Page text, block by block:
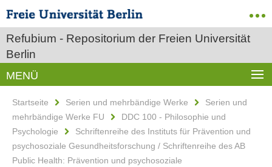
Refubium - Repositorium der Freien Universität
Berlin
MENÜ
Startseite Serien und mehrbändige Werke
Serien und
mehrbändige Werke FU
DDC 100 - Philosophie und
Psychologie
Schriftenreihe des Instituts für Prävention und
psychosoziale Gesundheitsforschung / Schriftenreihe des AB
Public Health: Prävention und psychosoziale